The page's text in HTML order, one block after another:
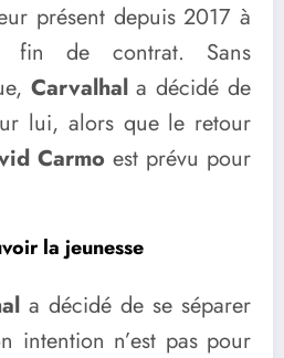
présent depuis 2017 à
fin de contrat. Sans
Carvalhala décidé de
lui, alors que le retour
Carmo est prévu pour
la jeunesse
a décidé de se séparer
intention n’est pas pour